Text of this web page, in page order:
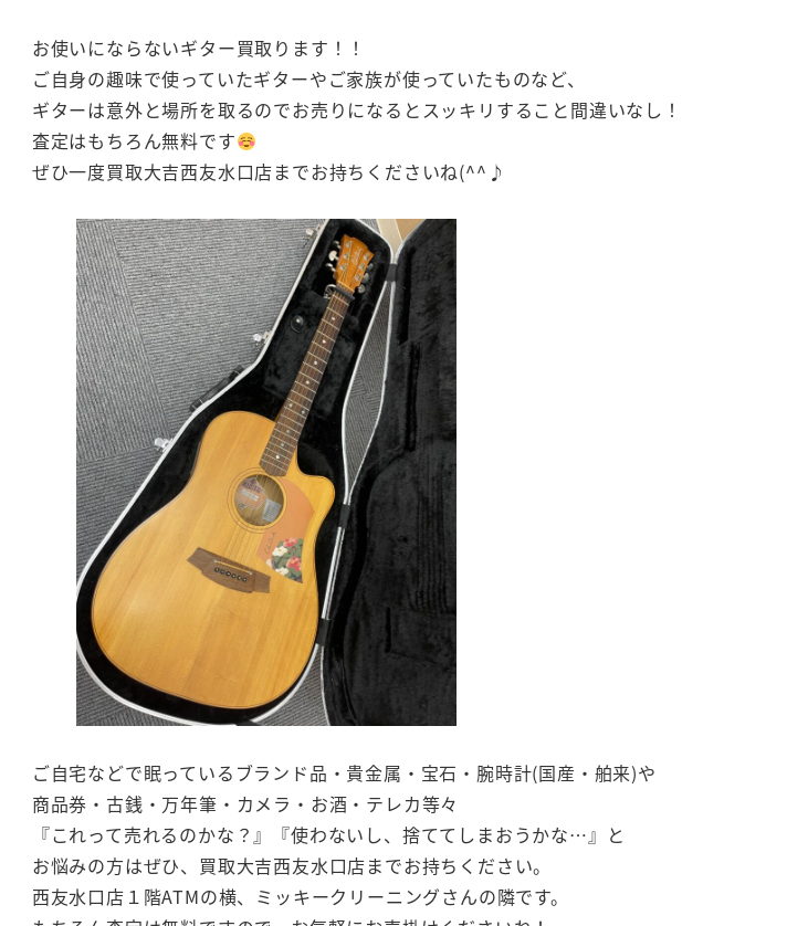
お使いにならないギター買取ります！！
ご自身の趣味で使っていたギターやご家族が使っていたものなど、
ギターは意外と場所を取るのでお売りになるとスッキリすること間違いなし！
査定はもちろん無料です
ぜひ一度買取大吉西友水口店までお持ちくださいね(^^♪
ご自宅などで眠っているブランド品・貴金属・宝石・腕時計(国産・舶来)や
商品券・古銭・万年筆・カメラ・お酒・テレカ等々
『これって売れるのかな？』『使わないし、捨ててしまおうかな…』と
お悩みの方はぜひ、買取大吉西友水口店までお持ちください。
西友水口店１階ATMの横、ミッキークリーニングさんの隣です。